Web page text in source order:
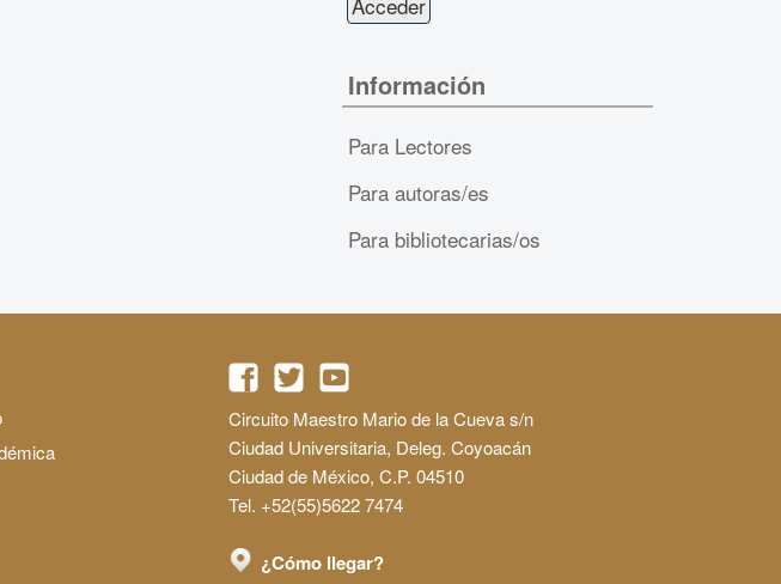
Información
Para Lectores
Para autoras/es
Para bibliotecarias/os
Circuito Maestro Mario de la Cueva s/n
Ciudad Universitaria, Deleg. Coyoacán
Ciudad de México, C.P. 04510
Tel. +52(55)5622 7474
¿Cómo llegar?